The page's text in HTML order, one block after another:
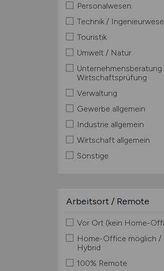
Personalwesen
Technik /
Touristik
Umwelt / Natur
Unternehmensberatung
Wirtschaftsprüfung
Verwaltung
Gewerbe allgemein
Industrie allgemein
Wirtschaft allgemein
Sonstige
Arbeitsort / Remote
Vor Ort (kein Home-
Home-Office möglich /
Hybrid
100% Remote